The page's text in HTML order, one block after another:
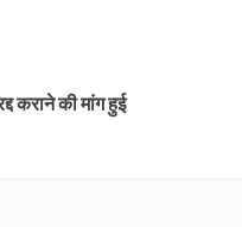
कराने की मांग हुई